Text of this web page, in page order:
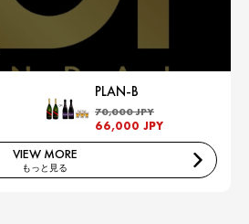
PLAN-B
70,000 JPY
66,000 JPY
VIEW MORE
もっと見る